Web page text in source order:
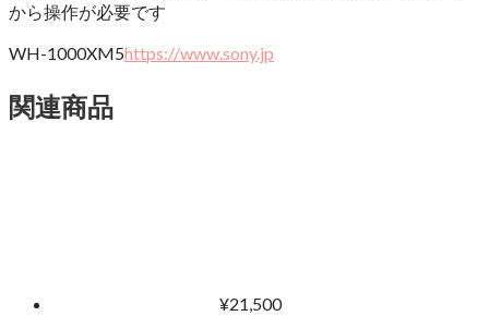
から操作が必要です
WH-1000XM5https://www.sony.jp
関連商品
¥21,500